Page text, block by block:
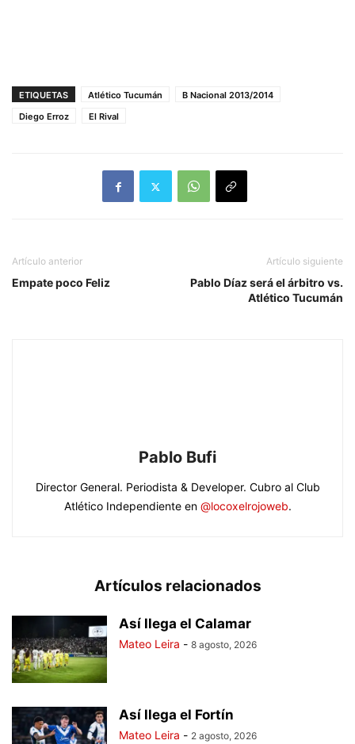
ETIQUETAS Atlético Tucumán
B Nacional 2013/2014
Diego Erroz
El Rival
Artículo anterior
Empate poco Feliz
Artículo siguiente
Pablo Díaz será el árbitro vs.
Atlético Tucumán
Pablo Bufi
Director General. Periodista & Developer. Cubro al Club
Atlético Independiente en @locoxelrojoweb.
Artículos relacionados
Así llega el Calamar
Mateo Leira - 8 agosto, 2026
Así llega el Fortín
Mateo Leira - 2 agosto, 2026